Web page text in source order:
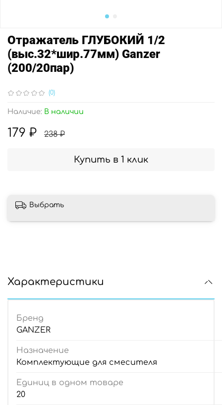
(0)
Наличие: В наличии
Отражатель ГЛУБОКИЙ 1/2
(выс.32*шир.77мм) Ganzer
(200/20пар)
179 ₽ 238 ₽
Купить в 1 клик
Выбрать
Характеристики
Бренд
GANZER
Назначение
Комплектующие для смесителя
Единиц в одном товаре
20